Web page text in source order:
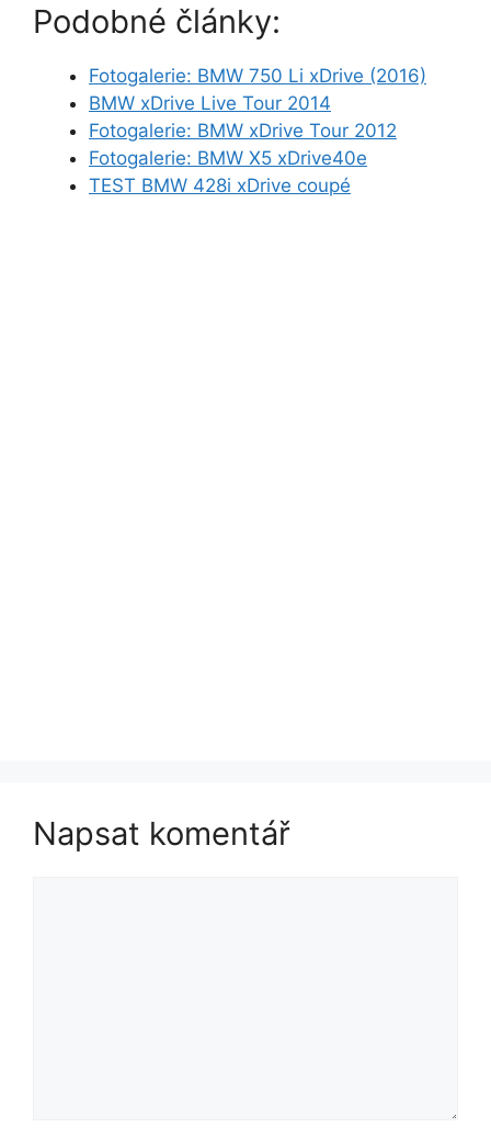
Podobné články:
Fotogalerie: BMW 750 Li xDrive (2016)
BMW xDrive Live Tour 2014
Fotogalerie: BMW xDrive Tour 2012
Fotogalerie: BMW X5 xDrive40e
TEST BMW 428i xDrive coupé
Napsat komentář